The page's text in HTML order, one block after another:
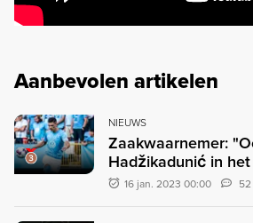
Aanbevolen artikelen
NIEUWS
Zaakwaarnemer:
Hadžikadunić in
16 jan. 2023 00:00